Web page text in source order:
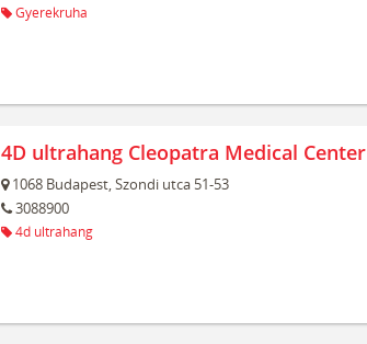
Gyerekruha
4D ultrahang Cleopatra Medical Center
1068 Budapest,Szondi utca 51-53
3088900
4d ultrahang